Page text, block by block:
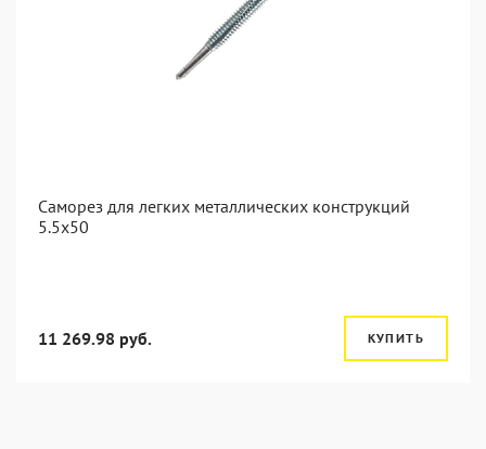
Саморез для легких металлических конструкций
5.5х50
11 269.98 руб. КУПИТЬ